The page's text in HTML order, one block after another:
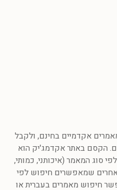
אקדמיים בחינם, ולקבל
הקסם באתר אקדמג'יק הוא
סוג המאמר (איכותני, כמותי,
אחרים שמאפשרים חיפוש לפי
חיפוש מאמרים בעברית או